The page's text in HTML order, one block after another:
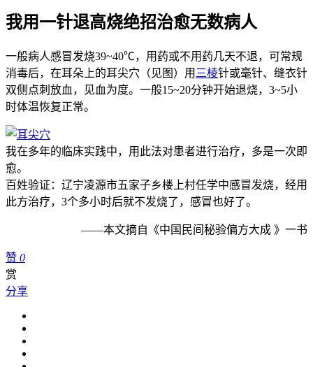
我用一针退高烧绝招治愈无数病人
一般病人感冒发烧39~40℃，用药或不用药几天不退，可常规
消毒后，在耳朵上的耳尖穴（见图）用 三棱针或毫针、缝衣针
双侧点刺放血，见血为度。一般15~20分钟开始退烧，3~5小
时体温恢复正常。
我在多年的临床实践中，用此法对患者进行治疗，多是一次即
愈。
百姓验证：辽宁凌源市五家子乡楼上村任学中感冒发烧，经用
此方治疗，3个多小时后就不发烧了，感冒也好了。
——本文摘自《中国民间秘验偏方大成 》一书
赞 0
赏
分享